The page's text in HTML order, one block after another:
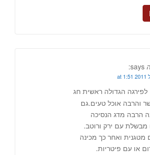
says:
לפירגה הגדולה ראשית חג
והרבה אוכל טעים.גם
הרבה מדג הנסיכה
עם ירק ורוטב.
מטגנית ואחר כך מכינה
או עם פיטריות.